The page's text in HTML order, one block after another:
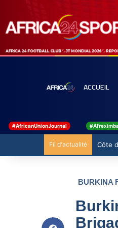
ACCUEIL
#AfricanUnionJournal
Fil d'actualité Côte
BURKINA